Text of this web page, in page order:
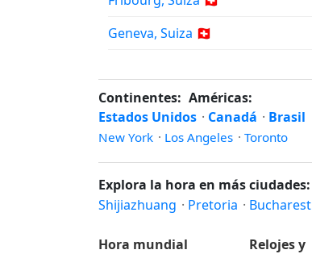
Geneva, Suiza 🇨🇭
Continentes: Américas:
Estados Unidos · Canadá · Brasil
New York · Los Angeles · Toronto
Explora la hora en más ciudades:
Shijiazhuang · Pretoria · Bucharest
Hora mundial
Relojes y